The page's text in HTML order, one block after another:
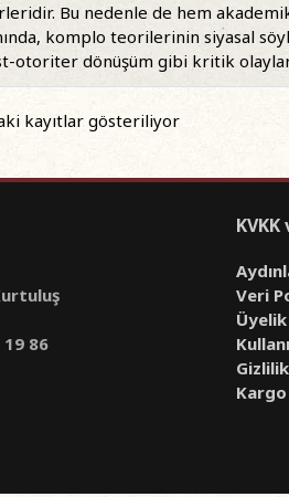
Bu nedenle de hem
komplo teorilerinin siyasal
otoriter dönüşüm gibi kritik
kayıtlar gösteriliyor
86
Veri